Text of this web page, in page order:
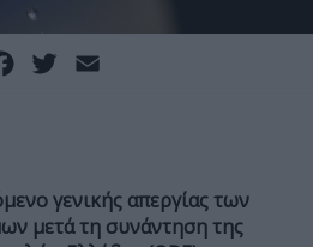
Facebook
Twitter
γενικής απεργίας των
μετά τη συνάντηση της